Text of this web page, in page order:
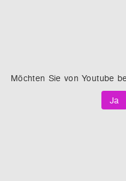
Möchten Sie vonYoutube
Ja